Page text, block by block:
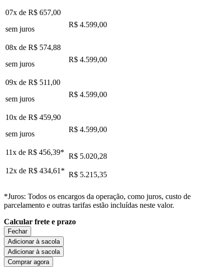
07x de R$ 657,00
sem juros
R$ 4.599,00
08x de R$ 574,88
sem juros
R$ 4.599,00
09x de R$ 511,00
sem juros
R$ 4.599,00
10x de R$ 459,90
sem juros
R$ 4.599,00
11x de R$ 456,39* R$ 5.020,28
12x de R$ 434,61 * R$ 5.215,35
*Juros: Todos os encargos da operação, como juros, custo de
parcelamento e outras tarifas estão incluídas neste valor.
Calcular frete e prazo
Fechar
Adicionar à sacola
Adicionar à sacola
Comprar agora